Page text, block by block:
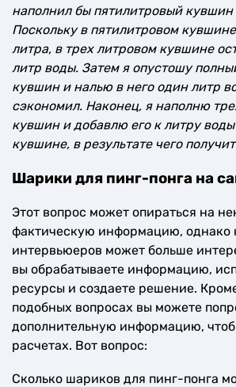
наполнил бы пятилитровый кувшин
Поскольку в пятилитровом
литра, в трех литровом кувшине
литр воды. Затем я опустошу
кувшин и налью в него один литр
сэкономил. Наконец, я наполню
кувшин и добавлю его к литру
кувшине, в результате чего
Шарики для пинг-понга на
Этот вопрос может опираться на
фактическую информацию, однако
интервьюеров может больше
вы обрабатываете информацию,
ресурсы и создаете решение.
подобных вопросах вы можете
дополнительную информацию,
расчетах. Вот вопрос:
Сколько шариков для пинг-понга